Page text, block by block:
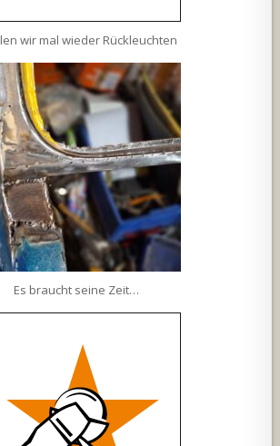
wir mal wieder Rückleuchten
Es braucht seine Zeit…